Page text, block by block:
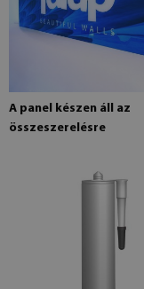
A panel készen áll az
összeszerelésre